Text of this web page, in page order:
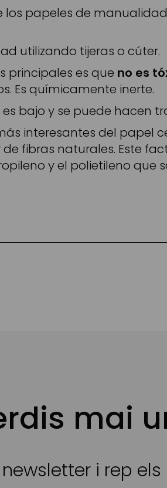
los papeles de
utilizando tijeras o cúter.
principales es que no es
Es químicamente inerte.
bajo y se puede hacen
interesantes del papel
fibras naturales. Este
y el polietileno que
mai
i rep